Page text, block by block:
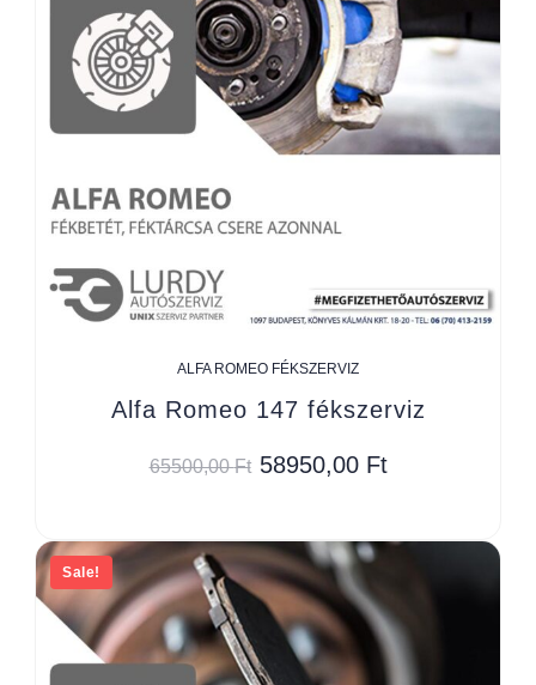
ALFA ROMEO FÉKSZERVIZ
Alfa Romeo 147 fékszerviz
65500,00Ft 58950,00 Ft
Sale!